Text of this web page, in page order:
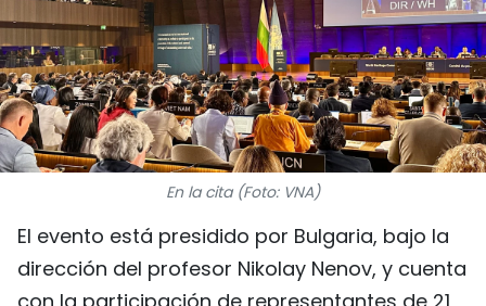
PUENTE DE AMISTAD
HISTORIAS MULTIMEDIA
FOTOGRAFÍA
TIẾNG VIỆT
En la cita (Foto: VNA)
El evento está presidido por Bulgaria, bajo la
dirección del profesor Nikolay Nenov, y cuenta